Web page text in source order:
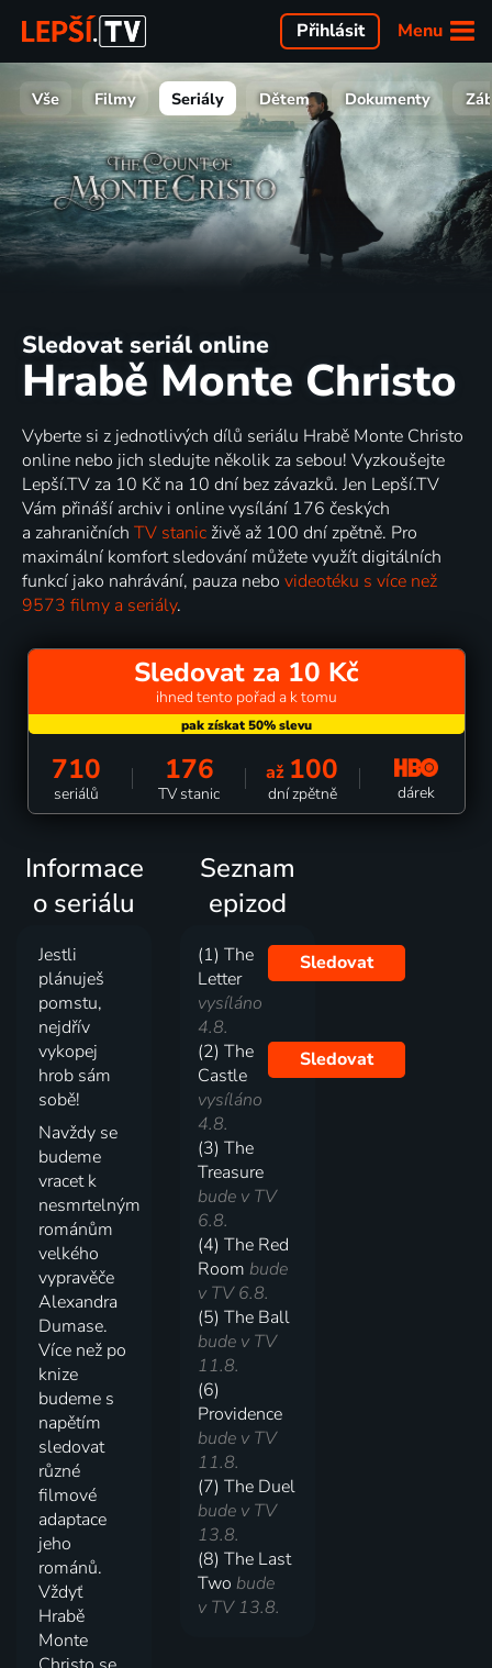
Menu
Přihlásit
Vše Filmy Seriály Dětem Dokumenty
Sledovat seriál online
Hrabě Monte Christo
Vyberte si z jednotlivých dílů seriálu Hrabě Monte Christo
online nebo jich sledujte několik za sebou! Vyzkoušejte
Lepší.TV za 10 Kč na 10 dní bez závazků. Jen Lepší.TV
Vám přináší archiv i online vysílání 176 českých
a zahraničních TV stanic živě až 100 dní zpětně. Pro
maximální komfort sledování můžete využít digitálních
funkcí jako nahrávání, pauza nebo videotéku s více než
9573 filmy a seriály.
Sledovat za 10 Kč
ihned tento pořad a k tomu
710
seriálů
176
TV stanic
až 100
dní zpětně dárek
Informace
o seriálu
Jestli
plánuješ
pomstu,
nejdřív
vykopej
hrob sám
sobě!
Navždy se
budeme
vracet k
nesmrtelným
románům
velkého
vypravěče
Alexandra
Dumase.
Více než po
knize
budeme s
napětím
sledovat
různé
filmové
adaptace
jeho
románů.
Vždyť
Hrabě
Monte
Seznam
epizod
(1) The
Letter
vysíláno
4.8.
Sledovat
(2) The
Castle
vysíláno
4.8.
Sledovat
(3) The
Treasure
bude v TV
6.8.
(4) The Red
Roombude
v TV 6.8.
(5) The Ball
bude v TV
11.8.
(6)
Providence
bude v TV
11.8.
(7) The Duel
bude v TV
13.8.
(8) The Last
Twobude
v TV 13.8.